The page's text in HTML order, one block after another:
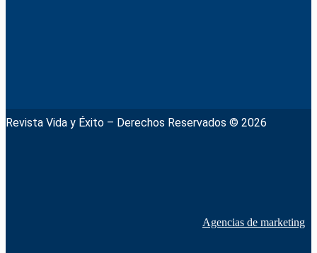
Revista Vida y Éxito – Derechos Reservados © 2026
Agencias de marketing